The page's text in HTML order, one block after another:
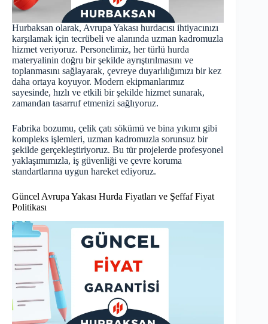
Hurbaksan olarak, Avrupa Yakası hurdacısı ihtiyacınızı
karşılamak için tecrübeli ve alanında uzman kadromuzla
hizmet veriyoruz. Personelimiz, her türlü hurda
materyalinin doğru bir şekilde ayrıştırılmasını ve
toplanmasını sağlayarak, çevreye duyarlılığımızı bir kez
daha ortaya koyuyor. Modern ekipmanlarımız
sayesinde, hızlı ve etkili bir şekilde hizmet sunarak,
zamandan tasarruf etmenizi sağlıyoruz.
Fabrika bozumu, çelik çatı sökümü ve bina yıkımı gibi
kompleks işlemleri, uzman kadromuzla sorunsuz bir
şekilde gerçekleştiriyoruz. Bu tür projelerde profesyonel
yaklaşımımızla, iş güvenliği ve çevre koruma
standartlarına uygun hareket ediyoruz.
Güncel Avrupa Yakası Hurda Fiyatları ve Şeffaf Fiyat
Politikası